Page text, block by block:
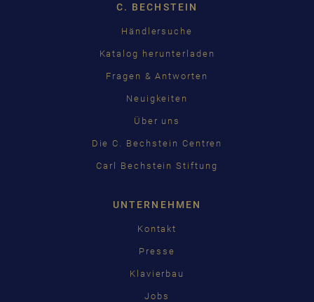
C. BECHSTEIN
Händlersuche
Katalog herunterladen
Fragen & Antworten
Neuigkeiten
Über uns
Die C. Bechstein Centren
Carl Bechstein Stiftung
UNTERNEHMEN
Kontakt
Presse
Klavierbau
Jobs